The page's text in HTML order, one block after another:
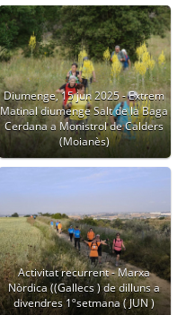
Diumenge, 15 jun 2025 - Extrem
Matinal diumenge Salt de la Baga
Cerdana a Monistrol de Calders
(Moianès)
Activitat recurrent - Marxa
Nòrdica ((Gallecs ) de dilluns a
divendres 1ºsetmana ( JUN )